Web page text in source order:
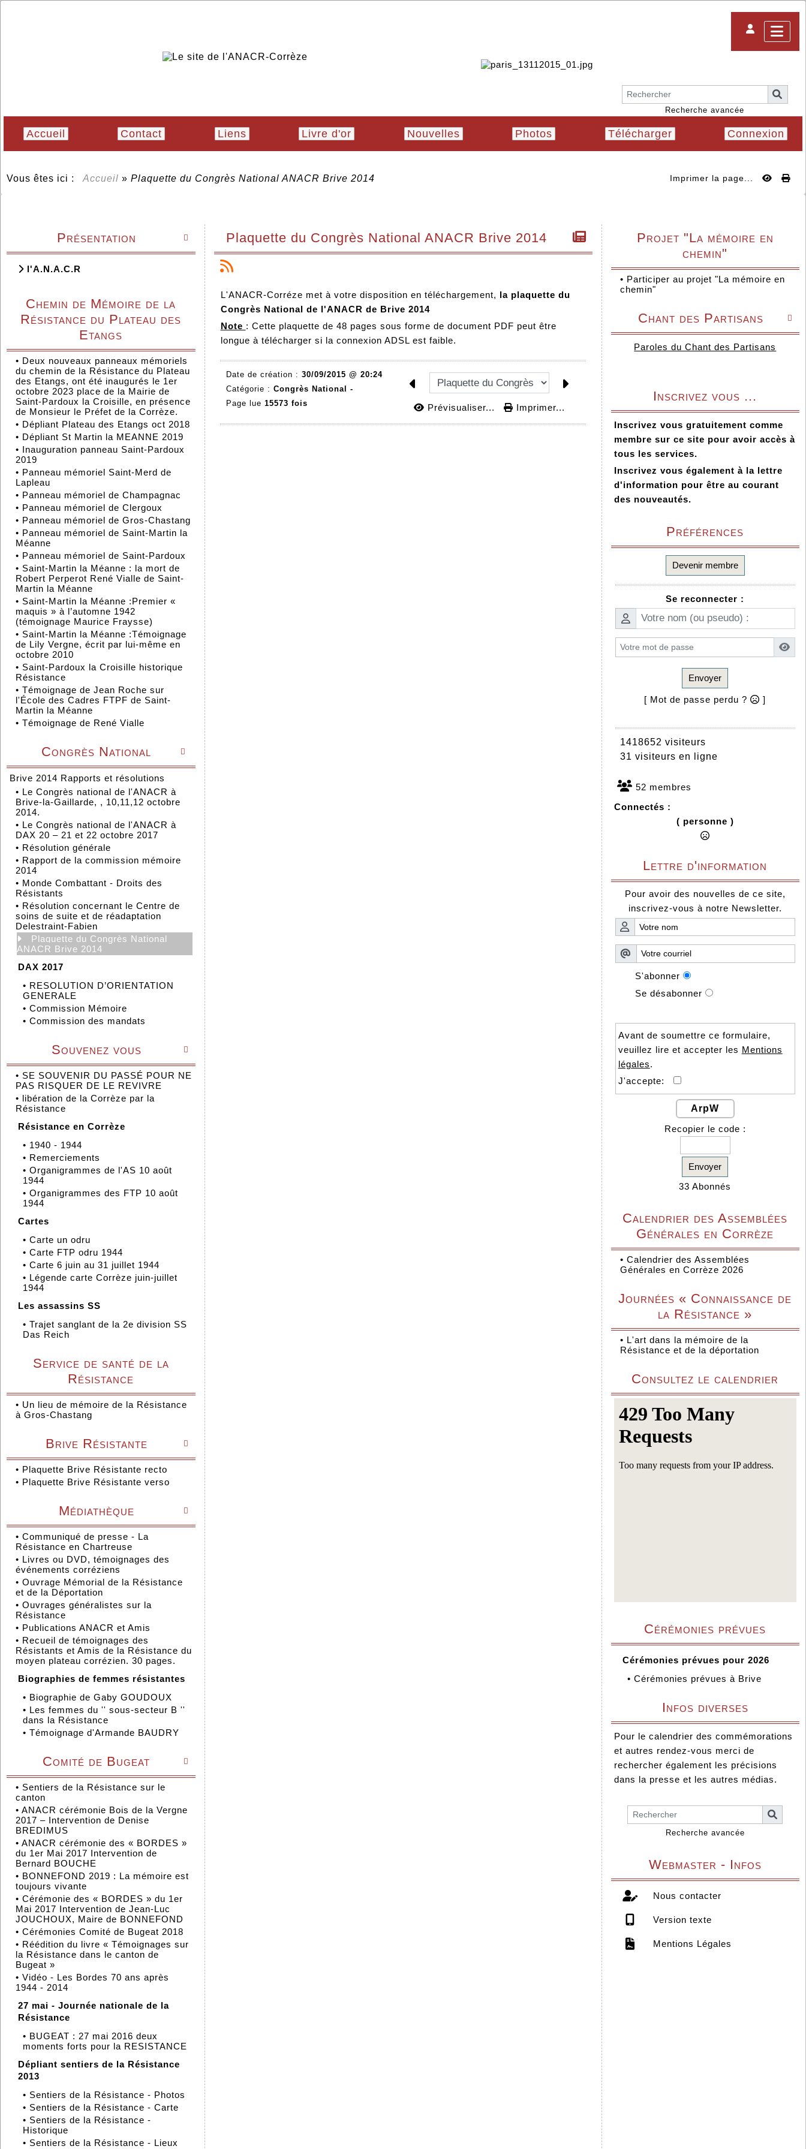
Recherche avancée
Accueil Contact Liens Livre d'or Nouvelles Photos Télécharger Connexion
Vous êtes ici : Accueil » Plaquette du Congrès National ANACR Brive 2014 Imprimer la page...

Présentation
l'A.N.A.C.R
Chemin de Mémoire de la
Résistance du Plateau des
Etangs
• Deux nouveaux panneaux mémoriels
du chemin de la Résistance du Plateau
des Etangs, ont été inaugurés le 1er
octobre 2023 place de la Mairie de
Saint-Pardoux la Croisille, en présence
de Monsieur le Préfet de la Corrèze.
• Dépliant Plateau des Etangs oct 2018
• Dépliant St Martin la MEANNE 2019
• Inauguration panneau Saint-Pardoux
2019
• Panneau mémoriel Saint-Merd de
Lapleau
• Panneau mémoriel de Champagnac
• Panneau mémoriel de Clergoux
• Panneau mémoriel de Gros-Chastang
• Panneau mémoriel de Saint-Martin la
Méanne
• Panneau mémoriel de Saint-Pardoux
• Saint-Martin la Méanne : la mort de
Robert Perperot René Vialle de Saint-
Martin la Méanne
• Saint-Martin la Méanne :Premier «
maquis » à l’automne 1942
(témoignage Maurice Fraysse)
• Saint-Martin la Méanne :Témoignage
de Lily Vergne, écrit par lui-même en
octobre 2010
• Saint-Pardoux la Croisille historique
Résistance
• Témoignage de Jean Roche sur
l'École des Cadres FTPF de Saint-
Martin la Méanne
• Témoignage de René Vialle

Congrès National
Brive 2014 Rapports et résolutions
• Le Congrès national de l'ANACR à
Brive-la-Gaillarde, , 10,11,12 octobre
2014.
• Le Congrès national de l'ANACR à
DAX 20 – 21 et 22 octobre 2017
• Résolution générale
• Rapport de la commission mémoire
2014
• Monde Combattant - Droits des
Résistants
• Résolution concernant le Centre de
soins de suite et de réadaptation
Delestraint-Fabien
Plaquette du Congrès National
ANACR Brive 2014
DAX 2017
• RESOLUTION D’ORIENTATION
GENERALE
• Commission Mémoire
• Commission des mandats

Souvenez vous
• SE SOUVENIR DU PASSÉ POUR NE
PAS RISQUER DE LE REVIVRE
• libération de la Corrèze par la
Résistance
Résistance en Corrèze
• 1940 - 1944
• Remerciements
• Organigrammes de l'AS 10 août
1944
• Organigrammes des FTP 10 août
1944
Cartes
• Carte un odru
• Carte FTP odru 1944
• Carte 6 juin au 31 juillet 1944
• Légende carte Corrèze juin-juillet
1944
Les assassins SS
• Trajet sanglant de la 2e division SS
Das Reich
Service de santé de la
Résistance
• Un lieu de mémoire de la Résistance
à Gros-Chastang

Brive Résistante
• Plaquette Brive Résistante recto
• Plaquette Brive Résistante verso

Médiathèque
• Communiqué de presse - La
Résistance en Chartreuse
• Livres ou DVD, témoignages des
événements corréziens
• Ouvrage Mémorial de la Résistance
et de la Déportation
• Ouvrages généralistes sur la
Résistance
• Publications ANACR et Amis
• Recueil de témoignages des
Résistants et Amis de la Résistance du
moyen plateau corrézien. 30 pages.
Biographies de femmes résistantes
• Biographie de Gaby GOUDOUX
• Les femmes du '' sous-secteur B ''
dans la Résistance
• Témoignage d'Armande BAUDRY

Comité de Bugeat
• Sentiers de la Résistance sur le
canton
• ANACR cérémonie Bois de la Vergne
2017 – Intervention de Denise
BREDIMUS
• ANACR cérémonie des « BORDES »
du 1er Mai 2017 Intervention de
Bernard BOUCHE
• BONNEFOND 2019 : La mémoire est
toujours vivante
• Cérémonie des « BORDES » du 1er
Mai 2017 Intervention de Jean-Luc
JOUCHOUX, Maire de BONNEFOND
• Cérémonies Comité de Bugeat 2018
• Réédition du livre « Témoignages sur
la Résistance dans le canton de
Bugeat »
• Vidéo - Les Bordes 70 ans après
1944 - 2014
27 mai - Journée nationale de la
Résistance
• BUGEAT : 27 mai 2016 deux
moments forts pour la RESISTANCE
Dépliant sentiers de la Résistance
2013
• Sentiers de la Résistance - Photos
• Sentiers de la Résistance - Carte
• Sentiers de la Résistance -
Historique
• Sentiers de la Résistance - Lieux
Plaquette du Congrès National ANACR Brive 2014
L'ANACR-Corréze met à votre disposition en téléchargement, la plaquette du
Congrès National de l'ANACR de Brive 2014
Note : Cette plaquette de 48 pages sous forme de document PDF peut être
longue à télécharger si la connexion ADSL est faible.
Date de création : 30/09/2015 @ 20:24
Catégorie : Congrès National -
Page lue 15573 fois Prévisualiser... Imprimer...
Projet "La mémoire en
chemin"
• Participer au projet "La mémoire en
chemin"

Chant des Partisans
Paroles du Chant des Partisans
Inscrivez vous ...
Inscrivez vous gratuitement comme
membre sur ce site pour avoir accès à
tous les services.
Inscrivez vous également à la lettre
d'information pour être au courant
des nouveautés.
Préférences
Devenir membre
Se reconnecter :
Envoyer
[ Mot de passe perdu ? ]
1418652 visiteurs
31 visiteurs en ligne
52 membres
Connectés :
( personne )
Lettre d'information
Pour avoir des nouvelles de ce site,
inscrivez-vous à notre Newsletter.
S'abonner
Se désabonner
Avant de soumettre ce formulaire,
veuillez lire et accepter les Mentions
légales.
J'accepte:
ArpW
Recopier le code :
Envoyer
33 Abonnés
Calendrier des Assemblées
Générales en Corrèze
• Calendrier des Assemblées
Générales en Corrèze 2026
Journées « Connaissance de
la Résistance »
• L'art dans la mémoire de la
Résistance et de la déportation
Consultez le calendrier
Cérémonies prévues
Cérémonies prévues pour 2026
• Cérémonies prévues à Brive
Infos diverses
Pour le calendrier des commémorations
et autres rendez-vous merci de
rechercher également les précisions
dans la presse et les autres médias.
Recherche avancée
Webmaster - Infos
Nous contacter
Version texte
Mentions Légales